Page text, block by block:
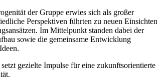
der Gruppe erwies sich als großer
Perspektiven führten zu neuen Einsichten
Im Mittelpunkt standen dabei der
sowie die gemeinsame Entwicklung
gezielte Impulse für eine zukunftsorientierte